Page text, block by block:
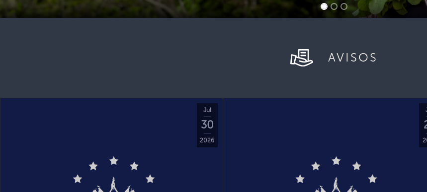
AVISOS
Jul
30
2026